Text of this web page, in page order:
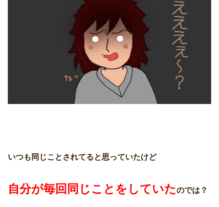
いつも同じことされてると思っていたけど
自分が毎回同じことをしていたのでは？